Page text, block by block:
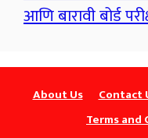
आणि बारावी बोर्ड
About Us Contact
Terms